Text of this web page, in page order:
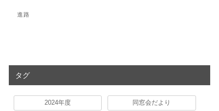
進路
タグ
2024年度 同窓会だより